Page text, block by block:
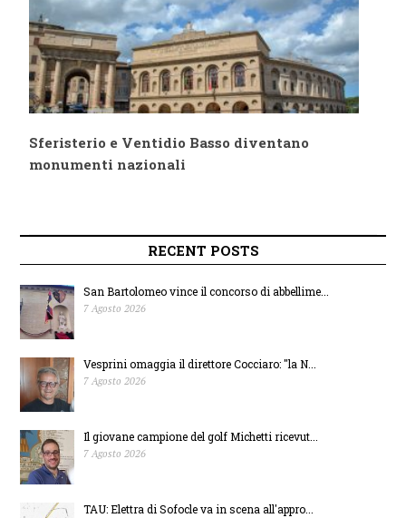
Sferisterio e Ventidio Basso diventano
monumenti nazionali
RECENT POSTS
San Bartolomeo vince il concorso di abbellime...
7 Agosto 2026
Vesprini omaggia il direttore Cocciaro: "la N...
7 Agosto 2026
Il giovane campione del golf Michetti ricevut...
7 Agosto 2026
TAU: Elettra di Sofocle va in scena all'appro...